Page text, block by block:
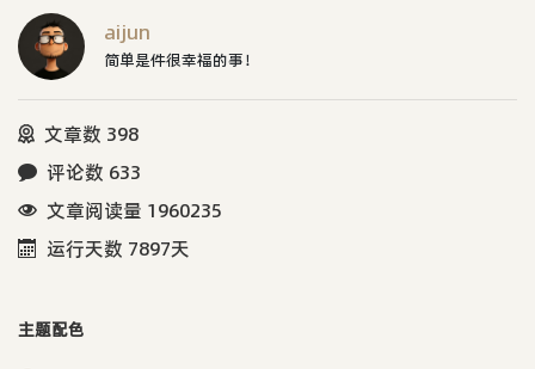
aijun
简单是件很幸福的事！
文章数 398
评论数 633
文章阅读量 1960235
运行天数 7897天
主题配色